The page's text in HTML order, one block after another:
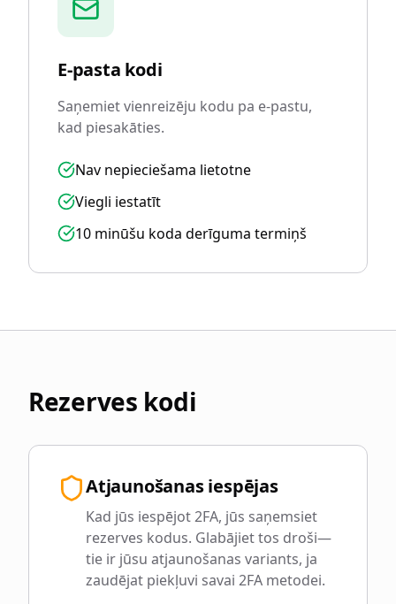
E-pasta kodi
Saņemiet vienreizēju kodu pa e-pastu,
kad piesakāties.
Nav nepieciešama lietotne
Viegli iestatīt
10 minūšu koda derīguma termiņš
Rezerves kodi
Atjaunošanas iespējas
Kad jūs iespējot 2FA, jūs saņemsiet
rezerves kodus. Glabājiet tos droši—
tie ir jūsu atjaunošanas variants, ja
zaudējat piekļuvi savai 2FA metodei.